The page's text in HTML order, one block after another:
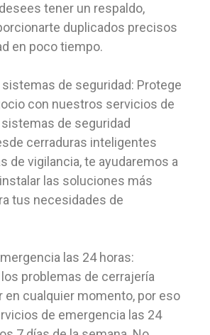
tener un respaldo,
duplicados precisos
en poco tiempo.
de seguridad: Protege
con nuestros servicios de
de seguridad
cerraduras inteligentes
de vigilancia, te ayudaremos a
las soluciones más
tus necesidades de
las 24 horas:
problemas de cerrajería
en cualquier momento, por eso
de emergencia las 24